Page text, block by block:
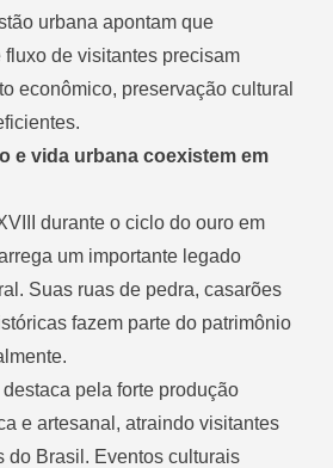
urbana apontam que
de visitantes precisam
econômico, preservação cultural
e vida urbana coexistem em
durante o ciclo do ouro em
um importante legado
Suas ruas de pedra, casarões
fazem parte do patrimônio
pela forte produção
e artesanal, atraindo visitantes
do Brasil. Eventos culturais